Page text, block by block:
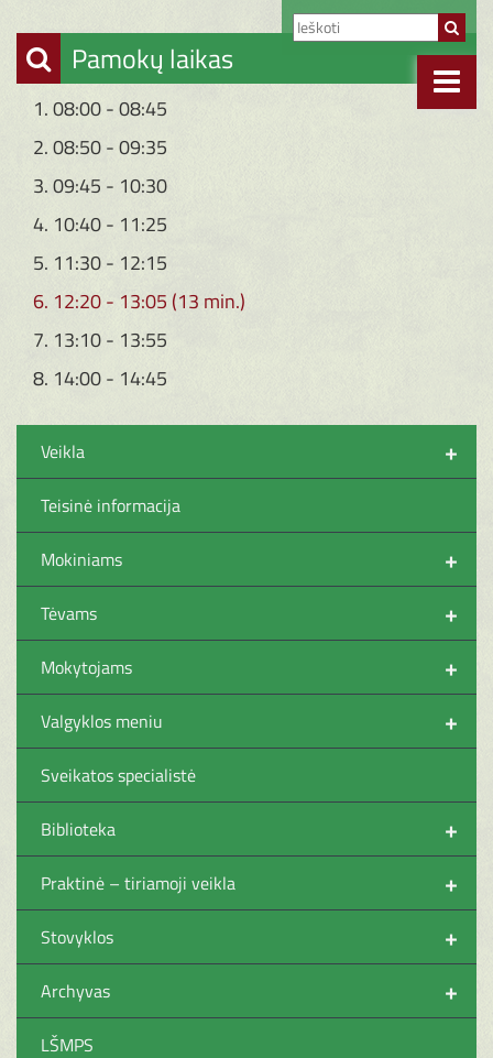
Pamokų laikas
1. 08:00 - 08:45
2. 08:50 - 09:35
3. 09:45 - 10:30
4. 10:40 - 11:25
5. 11:30 - 12:15
6. 12:20 - 13:05 (13 min.)
7. 13:10 - 13:55
8. 14:00 - 14:45
+
Veikla
Teisinė informacija
+
Mokiniams
+
Tėvams
+
Mokytojams
+
Valgyklos meniu
Sveikatos specialistė
+
Biblioteka
+
Praktinė – tiriamoji veikla
+
Stovyklos
+
Archyvas
LŠMPS